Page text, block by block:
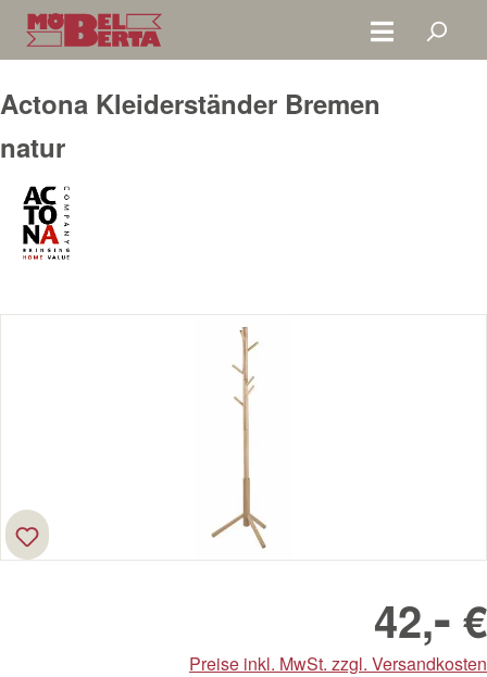
Zum Hauptinhalt springen
Actona Kleiderständer Bremen
natur
42,- €
Preise inkl. MwSt. zzgl. Versandkosten